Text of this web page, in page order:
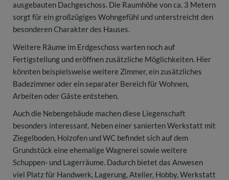
ausgebauten Dachgeschoss. Die Raumhöhe von ca. 3 Metern
sorgt für ein großzügiges Wohngefühl und unterstreicht den
besonderen Charakter des Hauses.
Weitere Räume im Erdgeschoss warten noch auf
Fertigstellung und eröffnen zusätzliche Möglichkeiten. Hier
könnten beispielsweise weitere Zimmer, ein zusätzliches
Badezimmer oder ein separater Bereich für Wohnen,
Arbeiten oder Gäste entstehen.
Auch die Nebengebäude machen diese Liegenschaft
besonders interessant. Neben einer sanierten Werkstatt mit
Ziegelboden, Holzofen und WC befindet sich auf dem
Grundstück eine ehemalige Wagnerei sowie weitere
Schuppen- und Lagerräume. Dadurch bietet das Anwesen
viel Platz für Handwerk, Lagerung, Atelier, Hobby, Werkstatt